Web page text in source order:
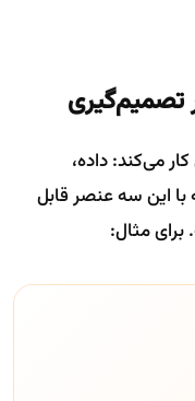
می‌کند: داده،
با این سه عنصر قابل
مثال: